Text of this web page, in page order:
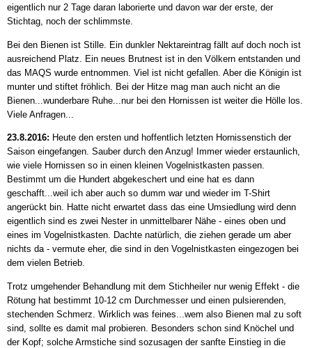
eigentlich nur 2 Tage daran laborierte und davon war der erste, der
Stichtag, noch der schlimmste.
Bei den Bienen ist Stille. Ein dunkler Nektareintrag fällt auf doch noch ist
ausreichend Platz. Ein neues Brutnest ist in den Völkern entstanden und
das MAQS wurde entnommen. Viel ist nicht gefallen. Aber die Königin ist
munter und stiftet fröhlich. Bei der Hitze mag man auch nicht an die
Bienen...wunderbare Ruhe...nur bei den Hornissen ist weiter die Hölle los.
Viele Anfragen...
23.8.2016: Heute den ersten und hoffentlich letzten Hornissenstich der
Saison eingefangen. Sauber durch den Anzug! Immer wieder erstaunlich,
wie viele Hornissen so in einen kleinen Vogelnistkasten passen.
Bestimmt um die Hundert abgekeschert und eine hat es dann
geschafft...weil ich aber auch so dumm war und wieder im T-Shirt
angerückt bin. Hatte nicht erwartet dass das eine Umsiedlung wird denn
eigentlich sind es zwei Nester in unmittelbarer Nähe - eines oben und
eines im Vogelnistkasten. Dachte natürlich, die ziehen gerade um aber
nichts da - vermute eher, die sind in den Vogelnistkasten eingezogen bei
dem vielen Betrieb.
Trotz umgehender Behandlung mit dem Stichheiler nur wenig Effekt - die
Rötung hat bestimmt 10-12 cm Durchmesser und einen pulsierenden,
stechenden Schmerz. Wirklich was feines...wem also Bienen mal zu soft
sind, sollte es damit mal probieren. Besonders schon sind Knöchel und
der Kopf; solche Armstiche sind sozusagen der sanfte Einstieg in die